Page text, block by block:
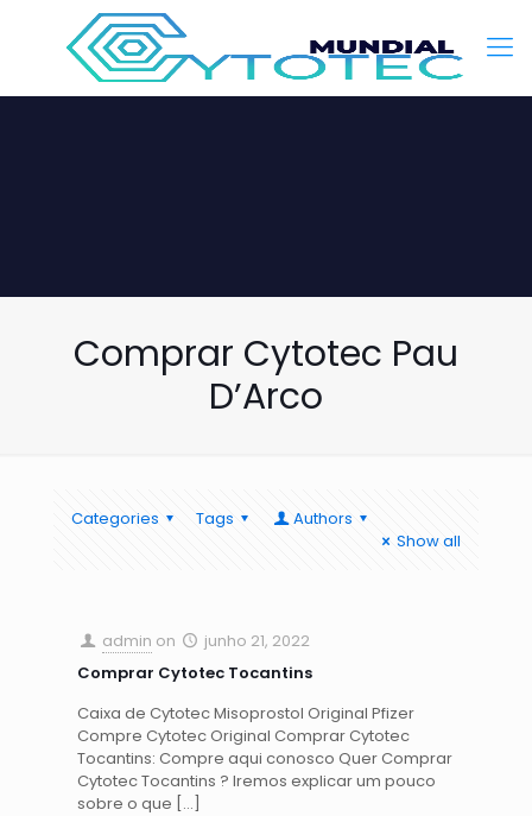
Comprar Cytotec Pau
D’Arco
Categories Tags
Authors
Show all
admin on
junho 21, 2022
Comprar Cytotec Tocantins
Caixa de Cytotec Misoprostol Original Pfizer
Compre Cytotec Original Comprar Cytotec
Tocantins: Compre aqui conosco Quer Comprar
Cytotec Tocantins ? Iremos explicar um pouco
sobre o que […]